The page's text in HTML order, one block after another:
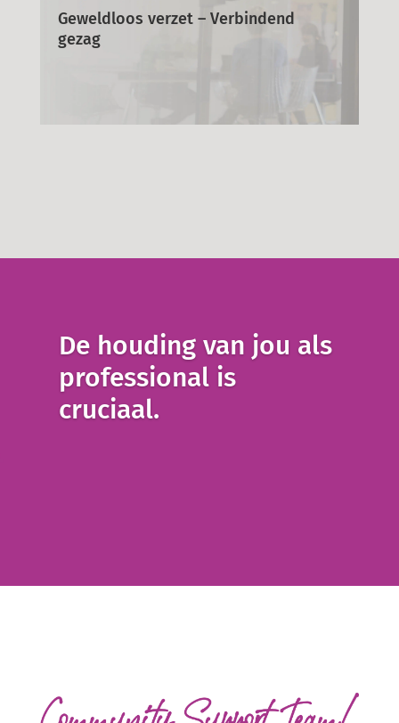
Geweldloos verzet – Verbindend
gezag
De houding van jou als
professional is
cruciaal.